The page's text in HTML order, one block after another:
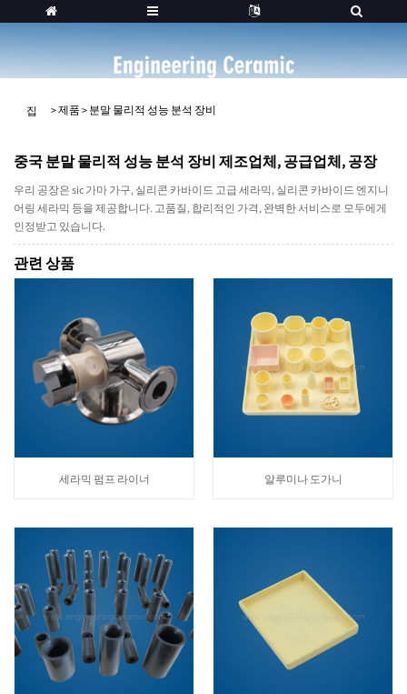
집 >제품 > 분말 물리적 성능 분석 장비
중국 분말 물리적 성능 분석 장비 제조업체, 공급업체, 공장
우리 공장은 sic 가마 가구, 실리콘 카바이드 고급 세라믹, 실리콘 카바이드 엔지니
어링 세라믹 등을 제공합니다. 고품질, 합리적인 가격, 완벽한 서비스로 모두에게
인정받고 있습니다.
관련 상품
세라믹 펌프 라이너 알루미나 도가니